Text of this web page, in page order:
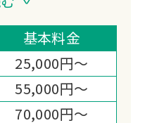
に根差したサー
りました。
殊清掃、リフォ
サポートまで──
は、その方の人
られています。
基本料金
25,000円～
55,000円～
70,000円～